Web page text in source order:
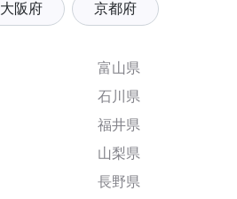
大阪府 京都府
富山県
石川県
福井県
山梨県
長野県